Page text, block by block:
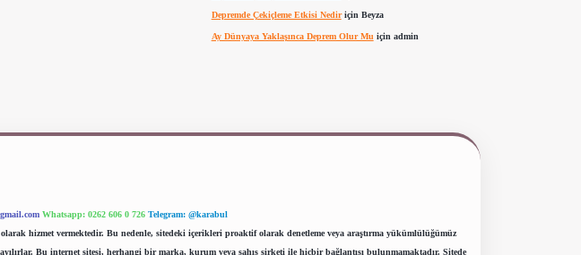
Depremde Çekiçleme Etkisi Nediriçin Beyza
Ay Dünyaya Yaklaşınca Deprem Olur Mu için admin
Whatsapp: 0262 606 0 726 Telegram: @karabul
hizmet vermektedir. Bu nedenle, sitedeki içerikleri proaktif olarak denetleme veya araştırma yükümlülüğümüz
Bu internet sitesi, herhangi bir marka, kurum veya şahıs şirketi ile hiçbir bağlantısı bulunmamaktadır. Sitede